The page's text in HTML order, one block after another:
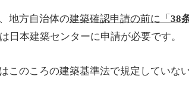
地方自治体の建築確認申請の前に「 38
日本建築センターに申請が必要です。
このころの建築基準法で規定していな